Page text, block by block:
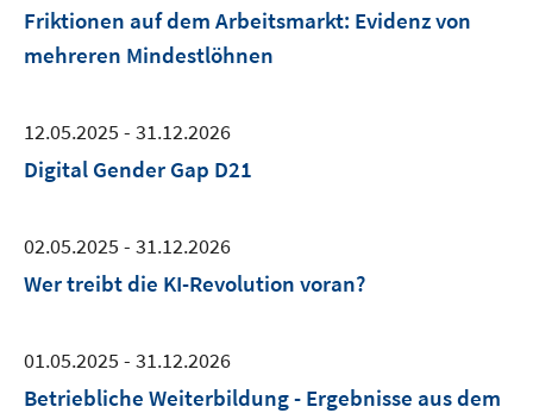
Friktionen auf dem Arbeitsmarkt: Evidenz von
mehreren Mindestlöhnen
12.05.2025 - 31.12.2026
Digital Gender Gap D21
02.05.2025 - 31.12.2026
Wer treibt die KI-Revolution voran?
01.05.2025 - 31.12.2026
Betriebliche Weiterbildung - Ergebnisse aus dem